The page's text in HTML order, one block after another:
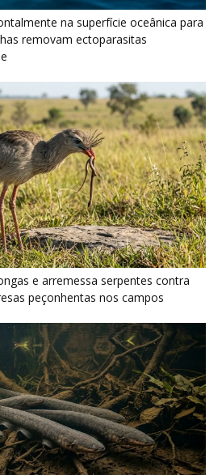
e arremessa serpentes contra
peçonhentas nos campos
elétricas em grupo para
e atordoar cardumes de peixes